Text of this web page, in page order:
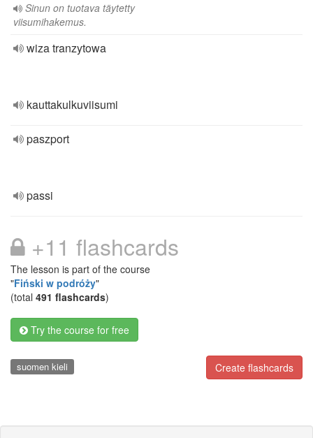
Sinun on tuotava täytetty
viisumihakemus.
wiza tranzytowa
kauttakulkuviisumi
paszport
passi
+11 flashcards
The lesson is part of the course
"Fiński w podróży"
(total 491 flashcards)
Try the course for free
Create flashcards
suomen kieli